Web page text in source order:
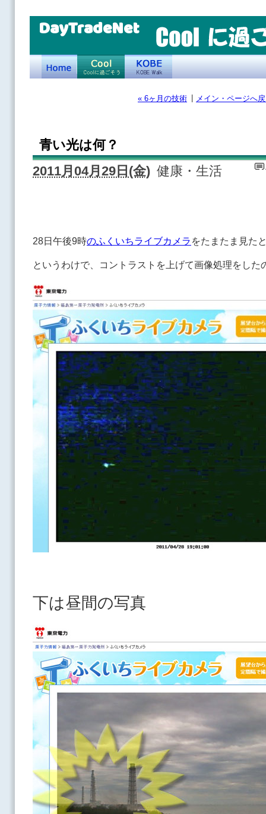
DayTradeNet
« 6ヶ月の技術 メイン・ページへ
青い光は何？
2011月04月29日(金) 健康・生活
28日午後9時のふくいちライブカメラ をたまたま見た
というわけで、コントラストを上げて画像処理をした
下は昼間の写真